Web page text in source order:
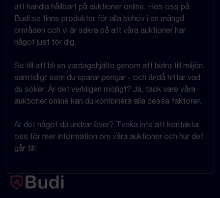
att handla hållbart på auktioner online. Hos oss på
Budi.se finns produkter för alla behov i en mängd
områden och vi är säkra på att våra auktioner har
något just för dig.
Se till att bli en vardagshjälte genom att bidra till miljön,
samtidigt som du sparar pengar - och ändå hittar vad
du söker. Är det verkligen möjligt? Ja, tack vare våra
auktioner online kan du kombinera alla dessa faktorer.
Är det något du undrar över? Tveka inte att kontakta
oss för mer information om våra auktioner och hur det
går till!